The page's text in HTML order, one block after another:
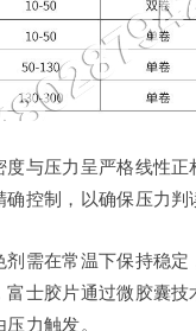
度与压力呈严格线性正
控制，以确保压力判
剂需在常温下保持稳定
富士胶片通过微胶囊技
力触发。